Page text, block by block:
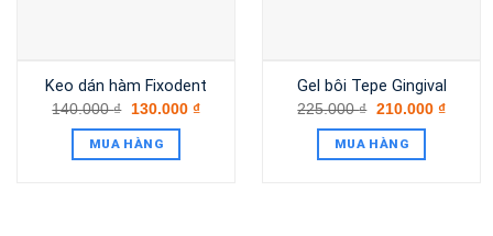
Keo dán hàm Fixodent
140.000₫ 130.000 ₫
MUA HÀNG
Gel bôi Tepe Gingival
225.000₫ 210.000 ₫
MUA HÀNG